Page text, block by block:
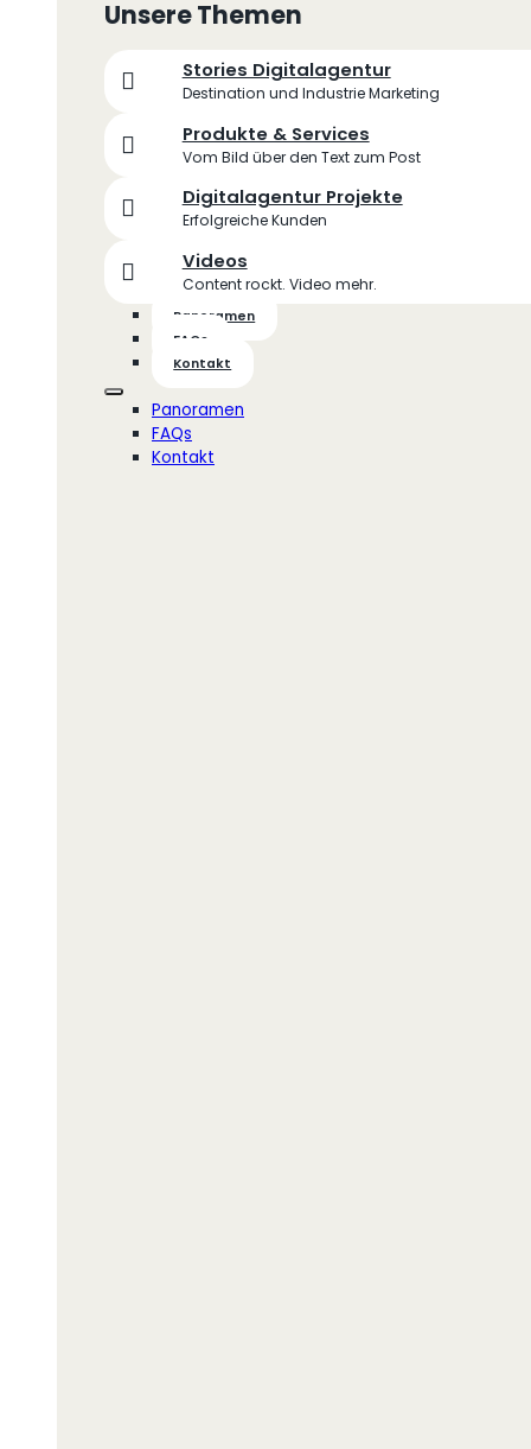
Unsere Themen
Stories Digitalagentur
Destination und Industrie Marketing
Produkte & Services
Vom Bild über den Text zum Post
Digitalagentur Projekte
Erfolgreiche Kunden
Videos
Content rockt. Video mehr.
Panoramen
FAQs
Kontakt
Panoramen
FAQs
Kontakt